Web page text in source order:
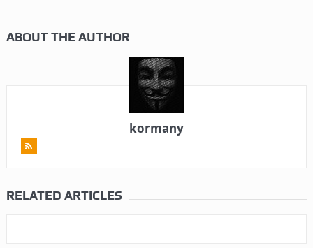
ABOUT THE AUTHOR
kormany
RELATED ARTICLES